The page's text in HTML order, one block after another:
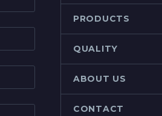
PRODUCTS
QUALITY
ABOUT US
CONTACT